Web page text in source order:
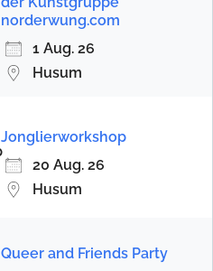
norderwung.com
1 Aug. 26
Husum
Jonglierworkshop
20 Aug. 26
Husum
Queer and Friends Party